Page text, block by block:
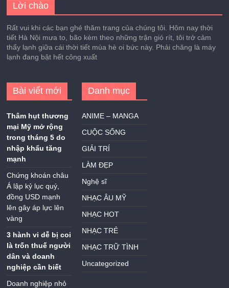
Lời chào
Rất vui khi các bạn ghé thăm trang của chúng tôi. Hôm nay thời
tiết Hà Nội mưa to, bão kèm theo những trận gió rít, tôi trở cảm
thấy lạnh giữa cái thời tiết mùa hè oi bức này. Phải chăng là máy
lạnh đang bật hết công xuất
Bài viết mới
Thâm hụt thương
mại Mỹ mở rộng
trong tháng 5 do
nhập khẩu tăng
mạnh
Chứng khoán châu
Á lập kỷ lục quý,
đồng USD mạnh
lên gây áp lực lên
vàng
3 hành vi dễ bị coi
là trốn thuế người
dân và doanh
nghiệp cần biết
Doanh nghiệp nhỏ
Danh mục
ANIME – MANGA
CUỘC SỐNG
GIẢI TRÍ
LÀM ĐẸP
Nghệ sĩ
NHẠC ÂU MỸ
NHẠC HOT
NHẠC TRẺ
NHẠC TRỮ TÌNH
Uncategorized